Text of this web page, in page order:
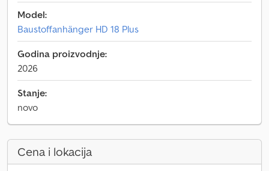
Model:
Baustoffanhänger HD 18 Plus
Godina proizvodnje:
2026
Stanje:
novo
Cena i lokacija